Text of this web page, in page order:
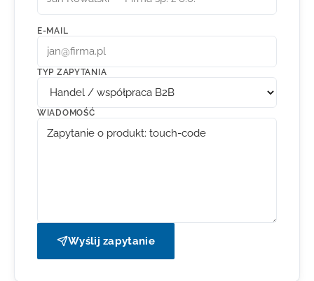
E-MAIL
TYP ZAPYTANIA
WIADOMOŚĆ
Wyślij zapytanie